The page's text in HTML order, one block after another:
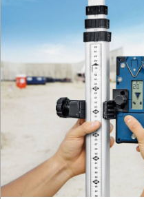
URZĄDZENIA
ROZRUCHOWE
PROSTOWNIKI
I
OSPRZĘT
AGREGATY
PRĄDOWE
ODZIEŻ